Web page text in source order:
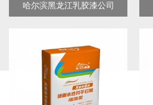
哈尔滨黑龙江乳胶漆公司